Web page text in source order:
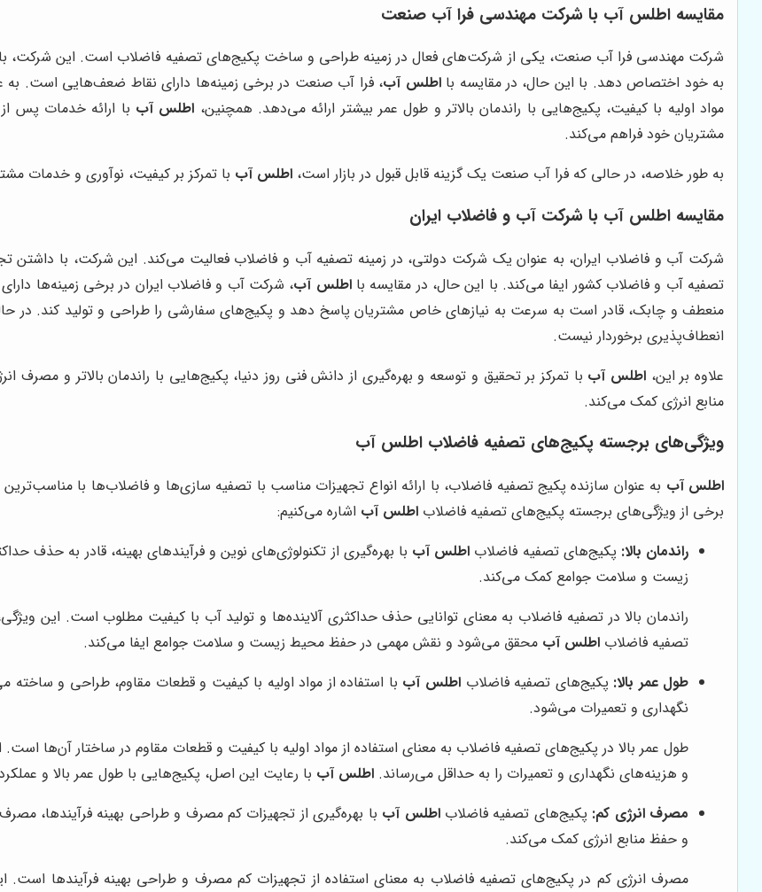
مقایسه اطلس آب با شرکت مهندسی فرا آب صنعت
شرکت مهندسی فرا آب صنعت، یکی از شرکت‌های فعال در زمینه طراحی و ساخت پکیج‌های تصفیه فاضلاب است. این شرکت، با
به خود اختصاص دهد. با این حال، در مقایسه بااطلس آب، فرا آب صنعت در برخی زمینه‌ها دارای نقاط ضعف‌هایی است. به
مواد اولیه با کیفیت، پکیج‌هایی با راندمان بالاتر و طول عمر بیشتر ارائه می‌دهد. همچنین، اطلس آب با ارائه خدمات پس
مشتریان خود فراهم می‌کند.
به طور خلاصه، در حالی که فرا آب صنعت یک گزینه قابل قبول در بازار است، اطلس آب با تمرکز بر کیفیت، نوآوری و خدمات
مقایسه اطلس آب با شرکت آب و فاضلاب ایران
شرکت آب و فاضلاب ایران، به عنوان یک شرکت دولتی، در زمینه تصفیه آب و فاضلاب فعالیت می‌کند. این شرکت، با داشتن
تصفیه آب و فاضلاب کشور ایفا می‌کند. با این حال، در مقایسه بااطلس آب، شرکت آب و فاضلاب ایران در برخی زمینه‌ها
منعطف و چابک، قادر است به سرعت به نیازهای خاص مشتریان پاسخ دهد و پکیج‌های سفارشی را طراحی و تولید کند. در
انعطاف‌پذیری برخوردار نیست.
علاوه بر این، اطلس آب با تمرکز بر تحقیق و توسعه و بهره‌گیری از دانش فنی روز دنیا، پکیج‌هایی با راندمان بالاتر و
منابع انرژی کمک می‌کند.
ویژگی‌های برجسته پکیج‌های تصفیه فاضلاب اطلس آب
اطلس آب به عنوان سازنده پکیج تصفیه فاضلاب، با ارائه انواع تجهیزات مناسب با تصفیه سازی‌ها و فاضلاب‌ها با
برخی از ویژگی‌های برجسته پکیج‌های تصفیه فاضلاب اطلس آب اشاره می‌کنیم:
راندمان بالا: پکیج‌های تصفیه فاضلاب اطلس آب با بهره‌گیری از تکنولوژی‌های نوین و فرآیندهای بهینه، قادر به حذف
زیست و سلامت جوامع کمک می‌کند.
راندمان بالا در تصفیه فاضلاب به معنای توانایی حذف حداکثری آلاینده‌ها و تولید آب با کیفیت مطلوب است. این
تصفیه فاضلاب اطلس آب محقق می‌شود و نقش مهمی در حفظ محیط زیست و سلامت جوامع ایفا می‌کند.
طول عمر بالا: پکیج‌های تصفیه فاضلاباطلس آب با استفاده از مواد اولیه با کیفیت و قطعات مقاوم، طراحی و
نگهداری و تعمیرات می‌شود.
طول عمر بالا در پکیج‌های تصفیه فاضلاب به معنای استفاده از مواد اولیه با کیفیت و قطعات مقاوم در ساختار آن‌ها
و هزینه‌های نگهداری و تعمیرات را به حداقل می‌رساند. اطلس آب با رعایت این اصل، پکیج‌هایی با طول عمر بالا و
مصرف انرژی کم: پکیج‌های تصفیه فاضلاباطلس آب با بهره‌گیری از تجهیزات کم مصرف و طراحی بهینه فرآیندها،
و حفظ منابع انرژی کمک می‌کند.
مصرف انرژی کم در پکیج‌های تصفیه فاضلاب به معنای استفاده از تجهیزات کم مصرف و طراحی بهینه فرآیندها